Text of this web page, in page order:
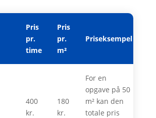
Pris
pr.
time
Pris
pr.
m²
Priseksempel
400
kr.
180
kr.
For en
opgave på 50
m² kan den
totale pris